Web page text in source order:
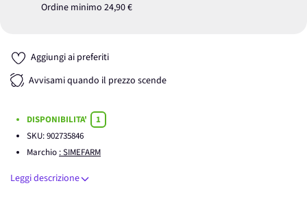
Ordine minimo 24,90 €
Aggiungi ai preferiti
Avvisami quando il prezzo scende
DISPONIBILITA'
1
SKU:902735846
Marchio : SIMEFARM
Leggi descrizione